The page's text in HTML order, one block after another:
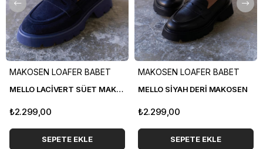
MAKOSEN LOAFER BABET
MELLO LACİVERT SÜET MAKOSEN
₺2.299,00
SEPETE EKLE
MAKOSEN LOAFER BABET
MELLO SİYAH DERİ MAKOSEN
₺2.299,00
SEPETE EKLE